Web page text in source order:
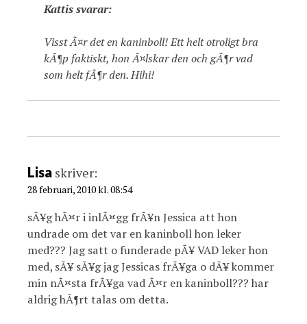
Kattis svarar:
Visst Ã¤r det en kaninboll! Ett helt otroligt bra
kÃ¶p faktiskt, hon Ã¤lskar den och gÃ¶r vad
som helt fÃ¶r den. Hihi!
Lisa skriver:
28 februari, 2010 kl. 08:54
sÃ¥g hÃ¤r i inlÃ¤gg frÃ¥n Jessica att hon
undrade om det var en kaninboll hon leker
med??? Jag satt o funderade pÃ¥ VAD leker hon
med, sÃ¥ sÃ¥g jag Jessicas frÃ¥ga o dÃ¥ kommer
min nÃ¤sta frÃ¥ga vad Ã¤r en kaninboll??? har
aldrig hÃ¶rt talas om detta.